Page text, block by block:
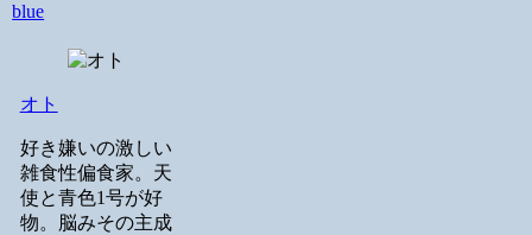
blue
オト
好き嫌いの激しい
雑食性偏食家。天
使と青色1号が好
物。脳みその主成